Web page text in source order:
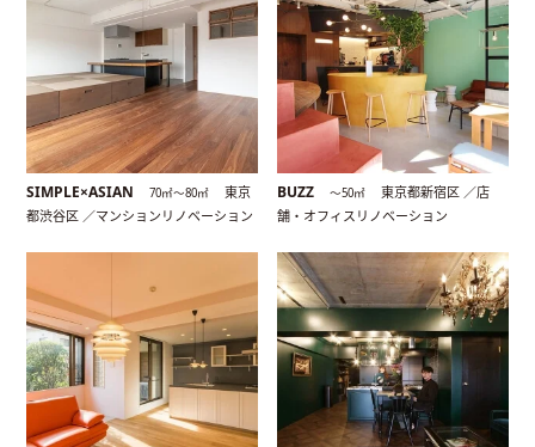
SIMPLE×ASIAN 70㎡〜80㎡
東京
都渋谷区 ／マンションリノベーション
BUZZ 〜50㎡
東京都新宿区 ／店
舗・オフィスリノベーション